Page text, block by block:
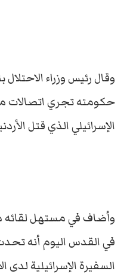
وقال رئيس وزراء الاحتلال
حكومته تجري اتصالات
الإسرائيلي الذي قتل
وأضاف في مستهل لقائه
في القدس اليوم أنه
السفيرة الإسرائيلية